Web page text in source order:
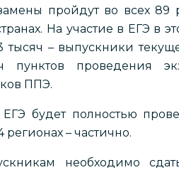
пройдут во всех 89
На участие в ЕГЭ в
тысяч – выпускники
пунктов проведения
ППЭ.
будет полностью
– частично.
необходимо